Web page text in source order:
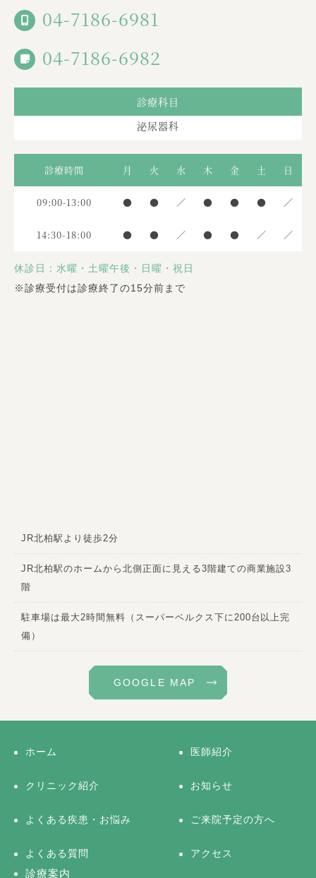
04-7186-6981
04-7186-6982
診療科目
泌尿器科
診療時間 月 火 水 木 金 土 日
09:00-13:00 ● ● ／ ● ● ● ／
14:30-18:00 ● ● ／ ● ● ／ ／
休診日：水曜・土曜午後・日曜・祝日
※診療受付は診療終了の15分前まで
JR北柏駅より徒歩2分
JR北柏駅のホームから北側正面に見える3階建ての商業施設3
階
駐車場は最大2時間無料（スーパーベルクス下に200台以上完
備）
GOOGLE MAP
ホーム 医師紹介
クリニック紹介 お知らせ
よくある疾患・お悩み ご来院予定の方へ
よくある質問 アクセス
診療案内